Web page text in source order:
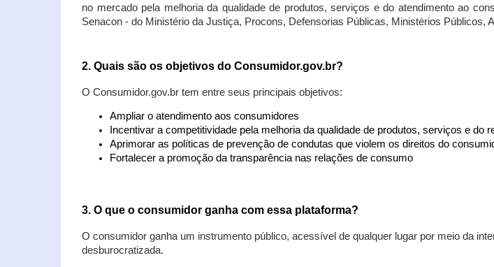
no mercado pela melhoria da qualidade de produtos, serviços e do atendimento ao
Senacon - do Ministério da Justiça, Procons, Defensorias Públicas, Ministérios
2. Quais são os objetivos do Consumidor.gov.br?
O Consumidor.gov.br tem entre seus principais objetivos:
Ampliar o atendimento aos consumidores
Incentivar a competitividade pela melhoria da qualidade de produtos, serviços e do
Aprimorar as políticas de prevenção de condutas que violem os direitos do
Fortalecer a promoção da transparência nas relações de consumo
3. O que o consumidor ganha com essa plataforma?
O consumidor ganha um instrumento público, acessível de qualquer lugar por meio da
desburocratizada.